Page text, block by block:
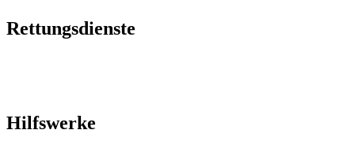
Rettungsdienste
Hilfswerke